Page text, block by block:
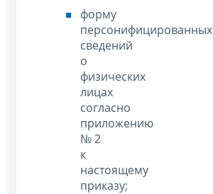
форму
персонифицированных
сведений
о
физических
лицах
согласно
приложению
№ 2
к
настоящему
приказу;